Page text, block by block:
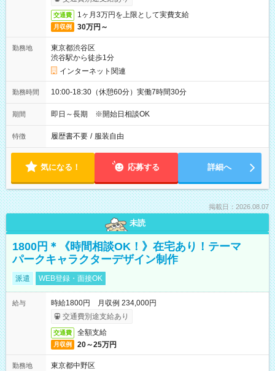
交通費 1ヶ月3万円を上限として実費支給
月収例 30万円～
勤務地
東京都渋谷区
渋谷駅から徒歩1分
インターネット関連
勤務時間 10:00-18:30（休憩60分）実働7時間30分
期間 即日～長期 ※開始日相談OK
特徴 履歴書不要 / 服装自由
気になる！ 応募する 詳細へ
掲載日：2026.08.07
未読
1800円＊《時間相談OK！》在宅あり！テーマ
パークキャラクターデザイン制作
派遣 WEB登録・面接OK
給与
時給1800円 月収例 234,000円
交通費別途支給あり
交通費 全額支給
月収例 20～25万円
勤務地
東京都中野区